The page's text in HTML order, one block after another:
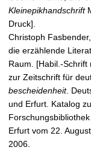
Kleinepikhandschrift
Druck].
Christoph
die erzählende
Raum. [Habil.-
zur Zeitschrift für
bescheidenheit.
und Erfurt. Katalog
Erfurt vom 22.
2006.